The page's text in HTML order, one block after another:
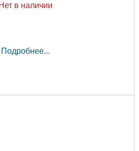
Нет в наличии
Подробнее...